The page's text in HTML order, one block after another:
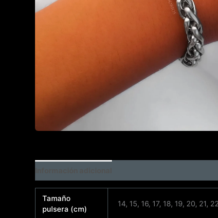
Tamaño
pulsera (cm)
14, 15, 16, 17, 18, 19, 20, 21,